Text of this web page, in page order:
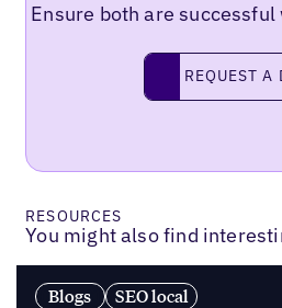
Ensure both are
Request aREQUEST A
RESOURCES
You might also find
Blogs SEO local